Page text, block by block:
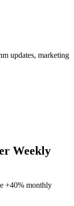
updates, marketing
Weekly
+40% monthly